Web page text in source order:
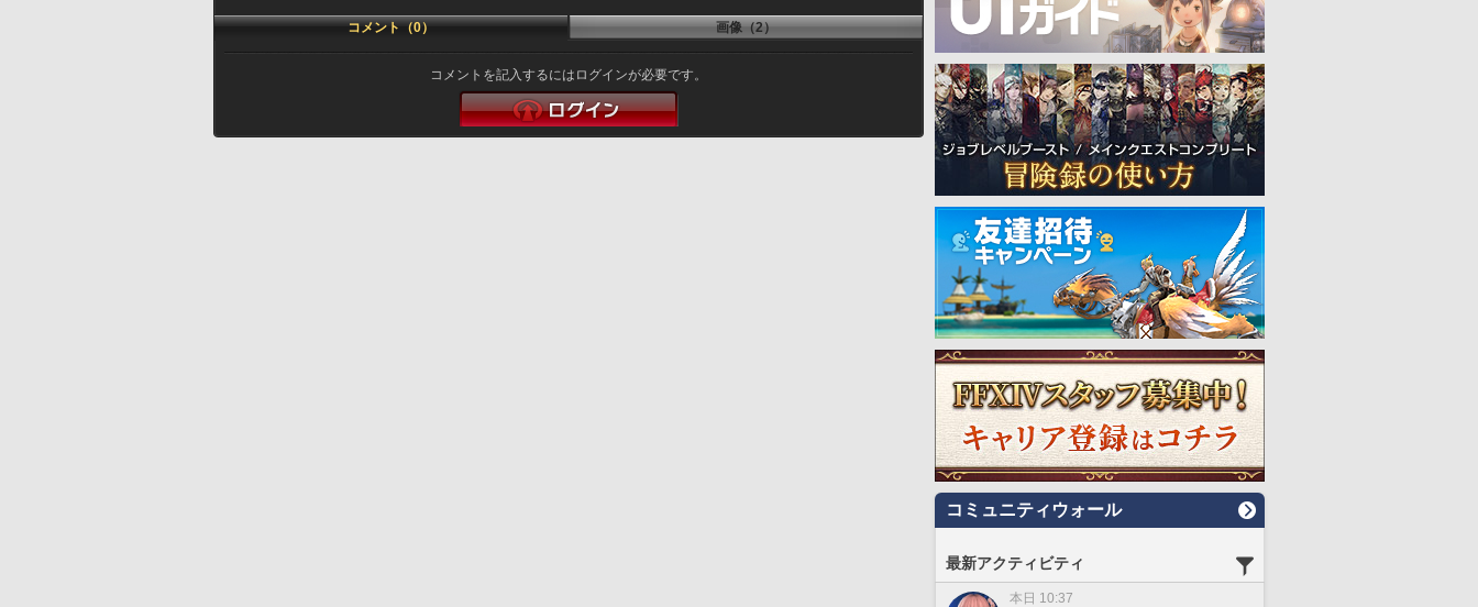
コメント（0） 画像（2）
コメントを記入するにはログインが必要です。
コミュニティウォール
最新アクティビティ
本日 10:37